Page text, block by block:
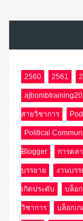
2560 2561
สายวิชาการ
Political
Blogger การตล
บรรยาย งานบร
เกิดประดับ บล็อก
วิชาการ บล็อกเก